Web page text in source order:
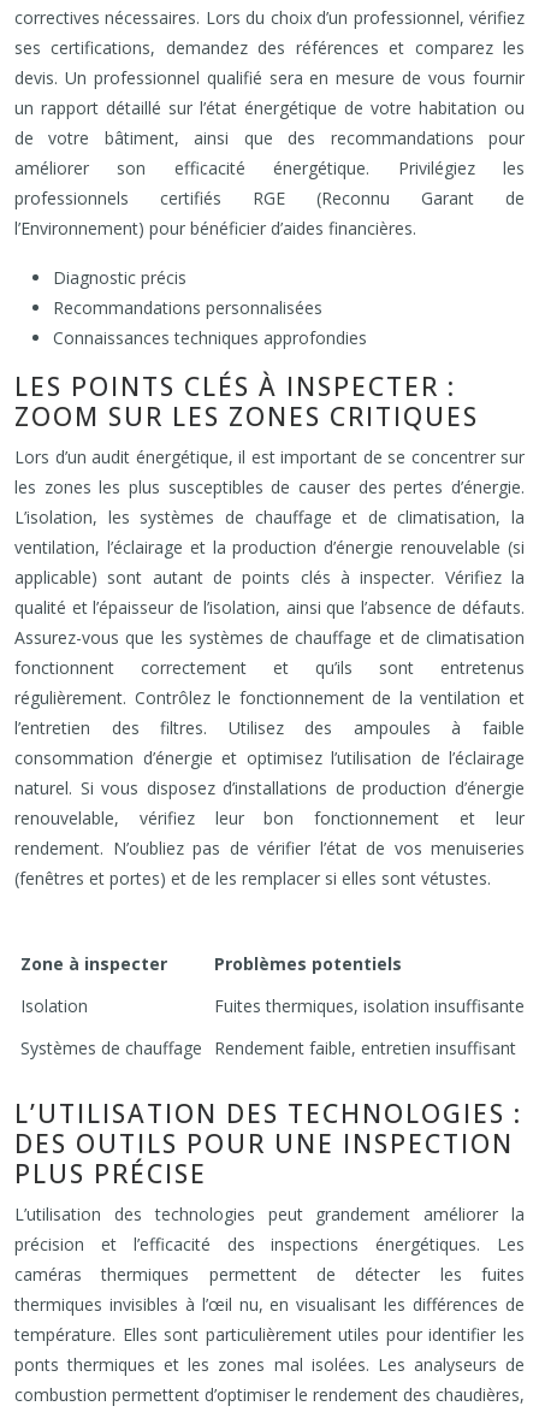
correctives nécessaires. Lors du choix d’un professionnel, vérifiez
ses certifications, demandez des références et comparez les
devis. Un professionnel qualifié sera en mesure de vous fournir
un rapport détaillé sur l’état énergétique de votre habitation ou
de votre bâtiment, ainsi que des recommandations pour
améliorer son efficacité énergétique. Privilégiez les
professionnels certifiés RGE (Reconnu Garant de
l’Environnement) pour bénéficier d’aides financières.
Diagnostic précis
Recommandations personnalisées
Connaissances techniques approfondies
LES POINTS CLÉS À INSPECTER :
ZOOM SUR LES ZONES CRITIQUES
Lors d’un audit énergétique, il est important de se concentrer sur
les zones les plus susceptibles de causer des pertes d’énergie.
L’isolation, les systèmes de chauffage et de climatisation, la
ventilation, l’éclairage et la production d’énergie renouvelable (si
applicable) sont autant de points clés à inspecter. Vérifiez la
qualité et l’épaisseur de l’isolation, ainsi que l’absence de défauts.
Assurez-vous que les systèmes de chauffage et de climatisation
fonctionnent correctement et qu’ils sont entretenus
régulièrement. Contrôlez le fonctionnement de la ventilation et
l’entretien des filtres. Utilisez des ampoules à faible
consommation d’énergie et optimisez l’utilisation de l’éclairage
naturel. Si vous disposez d’installations de production d’énergie
renouvelable, vérifiez leur bon fonctionnement et leur
rendement. N’oubliez pas de vérifier l’état de vos menuiseries
(fenêtres et portes) et de les remplacer si elles sont vétustes.
Zone à inspecter Problèmes potentiels
Isolation
Fuites thermiques, isolation insuffisante
Systèmes de chauffage
Rendement faible, entretien insuffisant
L’UTILISATION DES TECHNOLOGIES :
DES OUTILS POUR UNE INSPECTION
PLUS PRÉCISE
L’utilisation des technologies peut grandement améliorer la
précision et l’efficacité des inspections énergétiques. Les
caméras thermiques permettent de détecter les fuites
thermiques invisibles à l’œil nu, en visualisant les différences de
température. Elles sont particulièrement utiles pour identifier les
ponts thermiques et les zones mal isolées. Les analyseurs de
combustion permettent d’optimiser le rendement des chaudières,